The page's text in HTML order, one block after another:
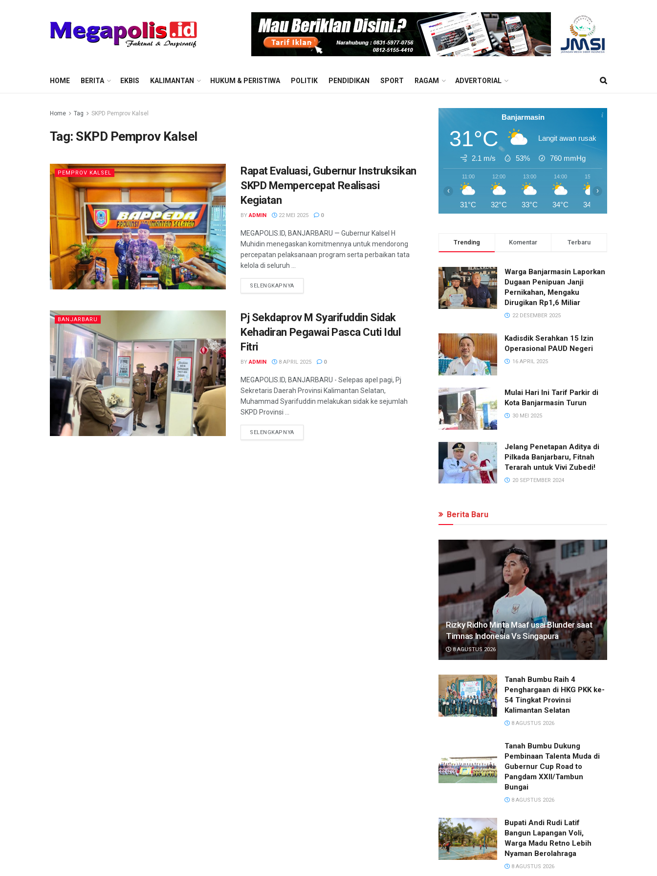
HOME BERITA EKBIS KALIMANTAN HUKUM & PERISTIWA POLITIK PENDIDIKAN SPORT RAGAM ADVERTORIAL
Home Tag SKPD Pemprov Kalsel
Tag: SKPD Pemprov Kalsel
PEMPROV KALSEL
Rapat Evaluasi, Gubernur Instruksikan
SKPD Mempercepat Realisasi
Kegiatan
BY ADMIN 22 MEI 2025 0
MEGAPOLIS.ID, BANJARBARU — Gubernur Kalsel H
Muhidin menegaskan komitmennya untuk mendorong
percepatan pelaksanaan program serta perbaikan tata
kelola di seluruh ...
SELENGKAPNYA
BANJARBARU
Pj Sekdaprov M Syarifuddin Sidak
Kehadiran Pegawai Pasca Cuti Idul
Fitri
BY ADMIN 8 APRIL 2025 0
MEGAPOLIS.ID, BANJARBARU - Selepas apel pagi, Pj
Sekretaris Daerah Provinsi Kalimantan Selatan,
Muhammad Syarifuddin melakukan sidak ke sejumlah
SKPD Provinsi ...
SELENGKAPNYA
Banjarmasin
31°C Langit awan rusak
2.1 m/s 53% 760 mmHg
11:00
31°C
12:00
32°C
13:00
33°C
14:00
34°C
15:00
34°C
‹ ›
Trending Komentar Terbaru
Warga Banjarmasin Laporkan
Dugaan Penipuan Janji
Pernikahan, Mengaku
Dirugikan Rp1,6 Miliar
22 DESEMBER 2025
Kadisdik Serahkan 15 Izin
Operasional PAUD Negeri
16 APRIL 2025
Mulai Hari Ini Tarif Parkir di
Kota Banjarmasin Turun
30 MEI 2025
Jelang Penetapan Aditya di
Pilkada Banjarbaru, Fitnah
Terarah untuk Vivi Zubedi!
20 SEPTEMBER 2024
Berita Baru
Rizky Ridho Minta Maaf usai Blunder saat
Timnas Indonesia Vs Singapura
8 AGUSTUS 2026
Tanah Bumbu Raih 4
Penghargaan di HKG PKK ke-
54 Tingkat Provinsi
Kalimantan Selatan
8 AGUSTUS 2026
Tanah Bumbu Dukung
Pembinaan Talenta Muda di
Gubernur Cup Road to
Pangdam XXII/Tambun
Bungai
8 AGUSTUS 2026
Bupati Andi Rudi Latif
Bangun Lapangan Voli,
Warga Madu Retno Lebih
Nyaman Berolahraga
8 AGUSTUS 2026